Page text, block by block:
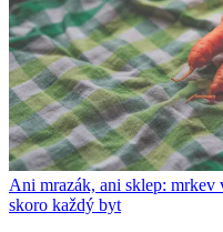
Ani mrazák, ani sklep: mrkev
skoro každý byt